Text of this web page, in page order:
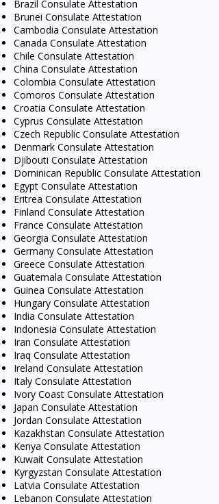
Brazil Consulate Attestation
Brunei Consulate Attestation
Cambodia Consulate Attestation
Canada Consulate Attestation
Chile Consulate Attestation
China Consulate Attestation
Colombia Consulate Attestation
Comoros Consulate Attestation
Croatia Consulate Attestation
Cyprus Consulate Attestation
Czech Republic Consulate Attestation
Denmark Consulate Attestation
Djibouti Consulate Attestation
Dominican Republic Consulate Attestation
Egypt Consulate Attestation
Eritrea Consulate Attestation
Finland Consulate Attestation
France Consulate Attestation
Georgia Consulate Attestation
Germany Consulate Attestation
Greece Consulate Attestation
Guatemala Consulate Attestation
Guinea Consulate Attestation
Hungary Consulate Attestation
India Consulate Attestation
Indonesia Consulate Attestation
Iran Consulate Attestation
Iraq Consulate Attestation
Ireland Consulate Attestation
Italy Consulate Attestation
Ivory Coast Consulate Attestation
Japan Consulate Attestation
Jordan Consulate Attestation
Kazakhstan Consulate Attestation
Kenya Consulate Attestation
Kuwait Consulate Attestation
Kyrgyzstan Consulate Attestation
Latvia Consulate Attestation
Lebanon Consulate Attestation